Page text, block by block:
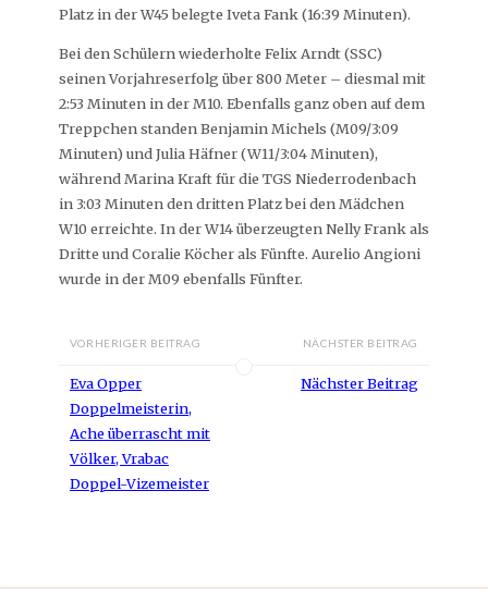
Platz in der W45 belegte Iveta Fank (16:39 Minuten).
Bei den Schülern wiederholte Felix Arndt (SSC)
seinen Vorjahreserfolg über 800 Meter – diesmal mit
2:53 Minuten in der M10. Ebenfalls ganz oben auf dem
Treppchen standen Benjamin Michels (M09/3:09
Minuten) und Julia Häfner (W11/3:04 Minuten),
während Marina Kraft für die TGS Niederrodenbach
in 3:03 Minuten den dritten Platz bei den Mädchen
W10 erreichte. In der W14 überzeugten Nelly Frank als
Dritte und Coralie Köcher als Fünfte. Aurelio Angioni
wurde in der M09 ebenfalls Fünfter.
VORHERIGER BEITRAG
Eva Opper
Doppelmeisterin,
Ache überrascht mit
Völker, Vrabac
Doppel-Vizemeister
NÄCHSTER BEITRAG
Nächster Beitrag